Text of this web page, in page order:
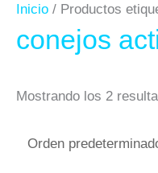
Inicio / Productos
conejos
Mostrando los 2